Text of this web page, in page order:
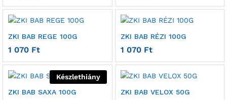
ZKI BAB REGE 100G
1 070 Ft
ZKI BAB RÉZI 100G
1 070 Ft
Készlethiány
ZKI BAB SAXA 100G
ZKI BAB VELOX 50G